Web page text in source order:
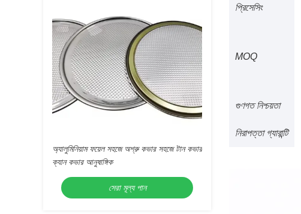
অ্যালুমিনিয়াম ফয়েল সহজে অশ্রু কভার সহজে টান কভার
ক্যান কভার আনুষাঙ্গিক
সেরা মূল্য পান
প্রিসেসিং
MOQ
গুণগত নিশ্চয়তা
নিরাপত্তা গ্যারান্টি